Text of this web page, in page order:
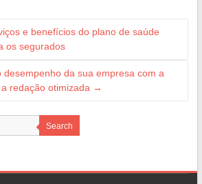
e benefícios do plano de saúde
os segurados
desempenho da sua empresa com a
redação otimizada →
Search